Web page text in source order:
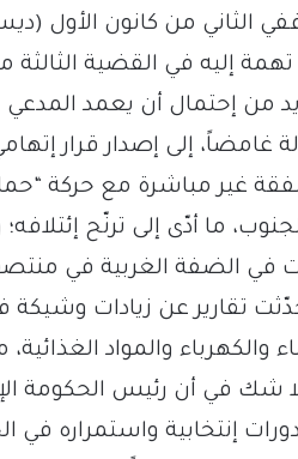
الثاني من كانون الأول
تهمة إليه في القضية
من إحتمال أن يعمد المدعي
إلى إصدار قرار
غير مباشرة مع حركة
ما أدّى إلى ترنّح
في الضفة الغربية في
تقارير عن زيادات وشيكة
والكهرباء والمواد
شك في أن رئيس الحكومة
إنتخابية واستمراره في